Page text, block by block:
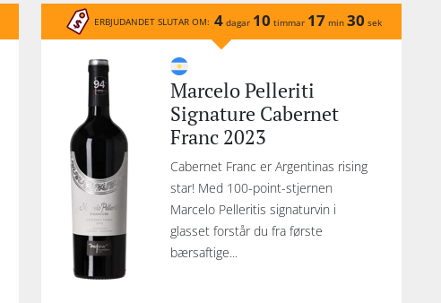
ERBJUDANDET SLUTAR OM: 4dagar 10 timmar 17 min 30 sek
Marcelo Pelleriti
Signature Cabernet
Franc 2023
Cabernet Franc er Argentinas rising
star! Med 100-point-stjernen
Marcelo Pelleritis signaturvin i
glasset forstår du fra første
bærsaftige...